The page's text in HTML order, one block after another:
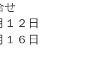
せ
１２日
１６日